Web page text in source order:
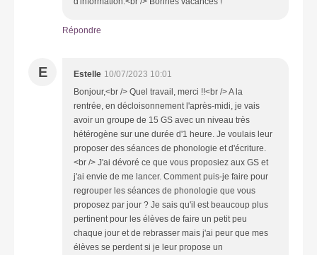
Répondre
E Estelle 10/07/2023 10:01
Bonjour,<br /> Quel travail, merci !!<br /> A la
rentrée, en décloisonnement l'après-midi, je vais
avoir un groupe de 15 GS avec un niveau très
hétérogène sur une durée d'1 heure. Je voulais leur
proposer des séances de phonologie et d'écriture.
<br /> J'ai dévoré ce que vous proposiez aux GS et
j'ai envie de me lancer. Comment puis-je faire pour
regrouper les séances de phonologie que vous
proposez par jour ? Je sais qu'il est beaucoup plus
pertinent pour les élèves de faire un petit peu
chaque jour et de rebrasser mais j'ai peur que mes
élèves se perdent si je leur propose un